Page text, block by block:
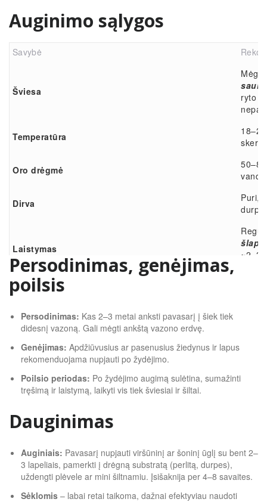
Auginimo sąlygos
Savybė
Šviesa
saulė
ryto
Temperatūra
Oro drėgmė
Dirva
Puri,
Laistymas
šlapia
~2–3
Persodinimas, genėjimas,
poilsis
Persodinimas: Kas 2–3 metai anksti pavasarį į šiek tiek
didesnį vazoną. Gali mėgti ankštą vazono erdvę.
Genėjimas: Apdžiūvusius ar pasenusius žiedynus ir lapus
rekomenduojama nupjauti po žydėjimo.
Poilsio periodas: Po žydėjimo augimą sulėtina, sumažinti
tręšimą ir laistymą, laikyti vis tiek šviesiai ir šiltai.
Dauginimas
Auginiais: Pavasarį nupjauti viršūninį ar šoninį ūglį su bent 2–
3 lapeliais, pamerkti į drėgną substratą (perlitą, durpes),
uždengti plėvele ar mini šiltnamiu. Įsišaknija per 4–8 savaites.
Sėklomis – labai retai taikoma, dažnai efektyviau naudoti